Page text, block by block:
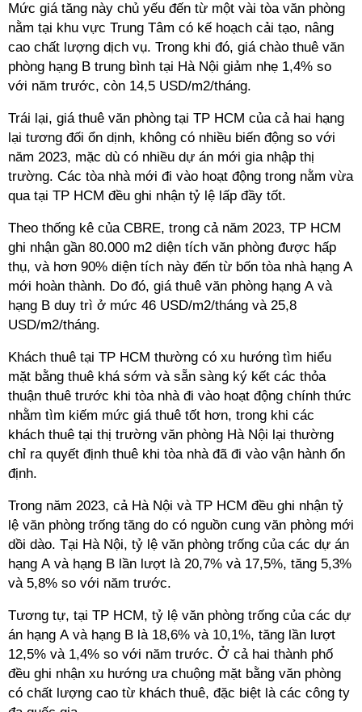
Mức giá tăng này chủ yếu đến từ một vài tòa văn phòng
nằm tại khu vực Trung Tâm có kế hoạch cải tạo, nâng
cao chất lượng dịch vụ. Trong khi đó, giá chào thuê văn
phòng hạng B trung bình tại Hà Nội giảm nhẹ 1,4% so
với năm trước, còn 14,5 USD/m2/tháng.
Trái lại, giá thuê văn phòng tại TP HCM của cả hai hạng
lại tương đối ổn dịnh, không có nhiều biến động so với
năm 2023, mặc dù có nhiều dự án mới gia nhập thị
trường. Các tòa nhà mới đi vào hoạt động trong nằm vừa
qua tại TP HCM đều ghi nhận tỷ lệ lấp đầy tốt.
Theo thống kê của CBRE, trong cả năm 2023, TP HCM
ghi nhận gần 80.000 m2 diện tích văn phòng được hấp
thụ, và hơn 90% diện tích này đến từ bốn tòa nhà hạng A
mới hoàn thành. Do đó, giá thuê văn phòng hạng A và
hạng B duy trì ở mức 46 USD/m2/tháng và 25,8
USD/m2/tháng.
Khách thuê tại TP HCM thường có xu hướng tìm hiểu
mặt bằng thuê khá sớm và sẵn sàng ký kết các thỏa
thuận thuê trước khi tòa nhà đi vào hoạt động chính thức
nhằm tìm kiếm mức giá thuê tốt hơn, trong khi các
khách thuê tại thị trường văn phòng Hà Nội lại thường
chỉ ra quyết định thuê khi tòa nhà đã đi vào vận hành ổn
định.
Trong năm 2023, cả Hà Nội và TP HCM đều ghi nhận tỷ
lệ văn phòng trống tăng do có nguồn cung văn phòng mới
dồi dào. Tại Hà Nội, tỷ lệ văn phòng trống của các dự án
hạng A và hạng B lần lượt là 20,7% và 17,5%, tăng 5,3%
và 5,8% so với năm trước.
Tương tự, tại TP HCM, tỷ lệ văn phòng trống của các dự
án hạng A và hạng B là 18,6% và 10,1%, tăng lần lượt
12,5% và 1,4% so với năm trước. Ở cả hai thành phố
đều ghi nhận xu hướng ưa chuộng mặt bằng văn phòng
có chất lượng cao từ khách thuê, đặc biệt là các công ty